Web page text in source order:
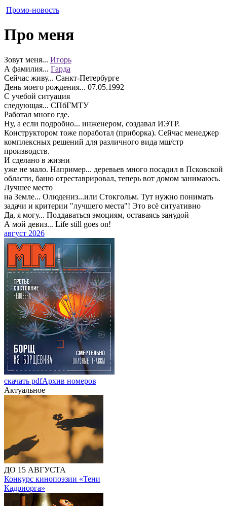
Промо-новость
Про меня
Зовут меня... Игорь
А фамилия... Гарда
Сейчас живу... Санкт-Петербурге
День моего рождения... 07.05.1992
С учебой ситуация
следующая... СПбГМТУ
Работал много где.
Ну, а если подробно... инженером, создавал ИЭТР.
Конструктором тоже поработал (приборка). Сейчас менеджер
комплексных решений для различного вида мш/стр
производств.
И сделано в жизни
уже не мало. Например... деревьев много посадил в Псковской
области, баню отреставрировал, теперь вот домом занимаюсь.
Лучшее место
на Земле... Олюдениз...или Стокгольм. Тут нужно понимать
задачи и критерии "лучшего места"! Это всё ситуативно
Да, я могу... Поддаваться эмоциям, оставаясь занудой
А мой девиз... Life still goes on!
август 2026
скачать pdfАрхив номеров
Актуальное
ДО 15 АВГУСТА
Конкурс кинопоэзии «Тени
Кадриорга»